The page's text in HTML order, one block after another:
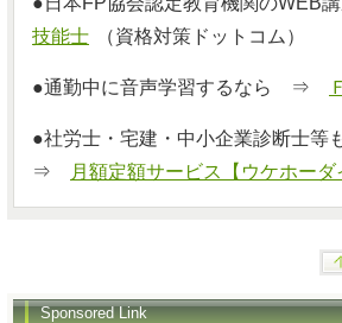
技能士
（資格対策ドットコム）
●通勤中に音声学習するなら ⇒
●社労士・宅建・中小企業診断士等
⇒
月額定額サービス【ウケホーダ
Sponsored Link